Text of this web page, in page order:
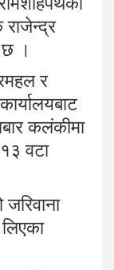
राजेन्द्र
।
र
कलंकीमा
वटा